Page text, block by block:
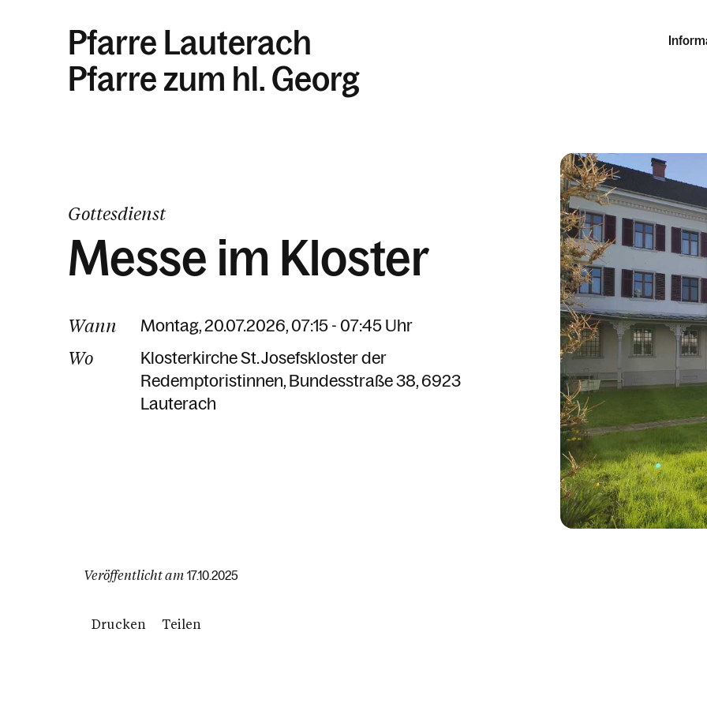
Pfarre Lauterach
Pfarre zum hl. Georg
Gottesdienst
Messe im Kloster
Wann Montag, 20.07.2026, 07:15 - 07:45 Uhr
Wo
Klosterkirche St. Josefskloster der
Redemptoristinnen Bundesstraße 38 6923
Lauterach
Veröffentlicht am 17.10.2025
Drucken Teilen